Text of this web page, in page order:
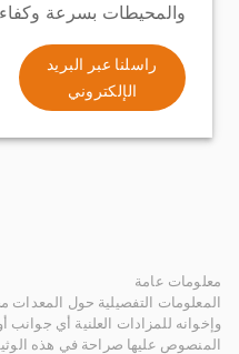
والمحيطات بسرعة
راسلنا عبر البريد
الإلكتروني
معلومات عامة
المعلومات التفصيلية حول
وإخوانه للمزادات العلنية أي
المنصوص عليها صراحة في هذه